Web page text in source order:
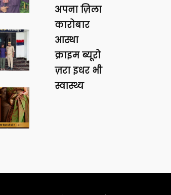
अपना ज़िला
कारोबार
आस्था
क्राइम ब्यूरो
ज़रा इधर भी
स्वास्थ्य